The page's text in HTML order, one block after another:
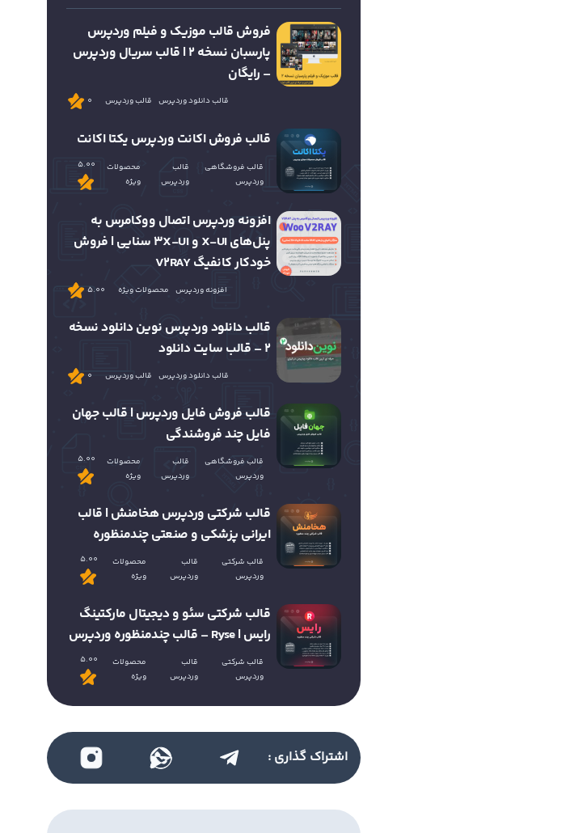
فروش قالب موزیک و فیلم وردپرس
پارسبان نسخه 2 | قالب سریال وردپرس
– رایگان
قالب دانلود وردپرس قالب وردپرس 0
قالب فروش اکانت وردپرس یکتا اکانت
قالب فروشگاهی
وردپرس
قالب
وردپرس
محصولات
ویژه
5.00
افزونه وردپرس اتصال ووکامرس به
پنل‌های X-UI و 3X-UI سنایی | فروش
خودکار کانفیگ V2RAY
افزونه وردپرس محصولات ویژه 5.00
قالب دانلود وردپرس نوین دانلود نسخه
2 – قالب سایت دانلود
قالب دانلود وردپرس قالب وردپرس 0
قالب فروش فایل وردپرس | قالب جهان
فایل چند فروشندگی
قالب فروشگاهی
وردپرس
قالب
وردپرس
محصولات
ویژه
5.00
قالب شرکتی وردپرس هخامنش | قالب
ایرانی پزشکی و صنعتی چندمنظوره
قالب شرکتی
وردپرس
قالب
وردپرس
محصولات
ویژه
5.00
قالب شرکتی سئو و دیجیتال مارکتینگ
رایس | Ryse – قالب چندمنظوره وردپرس
قالب شرکتی
وردپرس
قالب
وردپرس
محصولات
ویژه
5.00
اشتراک گذاری :